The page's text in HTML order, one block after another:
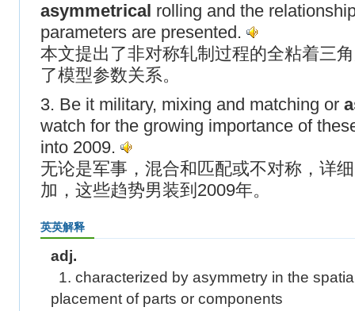
asymmetrical rolling and the
parameters are presented.
本文提出了非对称轧制过程的全粘着三
了模型参数关系。
3. Be it military, mixing and matching or
watch for the growing importance of
into 2009.
无论是军事，混合和匹配或不对称，详
加，这些趋势男装到2009年。
英英解释
adj.
1. characterized by asymmetry in the
placement of parts or components